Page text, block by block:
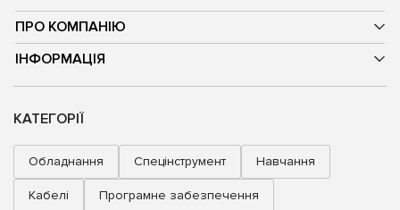
ПРО КОМПАНІЮ
ІНФОРМАЦІЯ
КАТЕГОРІЇ
Обладнання Спецінструмент Навчання
Кабелі Програмне забезпечення